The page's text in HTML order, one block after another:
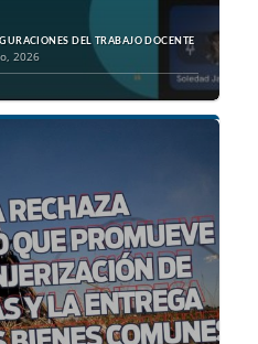
DEL TRABAJO DOCENTE
2026